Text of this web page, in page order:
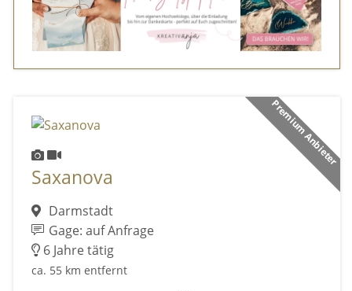
Premium Anbieter
Saxanova
Darmstadt
Gage: auf Anfrage
6 Jahre tätig
ca. 55 km entfernt